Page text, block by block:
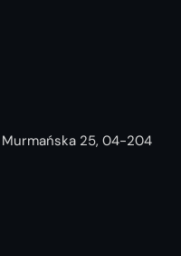
Murmańska 25, 04-204